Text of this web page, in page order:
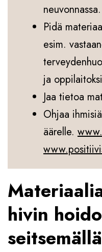
neuvonnassa.
Pidä
esim.
ja
Jaa tietoa
Ohjaa
äärelle.
hivin